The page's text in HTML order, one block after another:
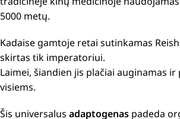
5000 metų.
Kadaise gamtoje retai sutinkamas
skirtas tik imperatoriui.
Laimei, šiandien jis plačiai auginamas ir
visiems.
Šis universalus adaptogenas padeda